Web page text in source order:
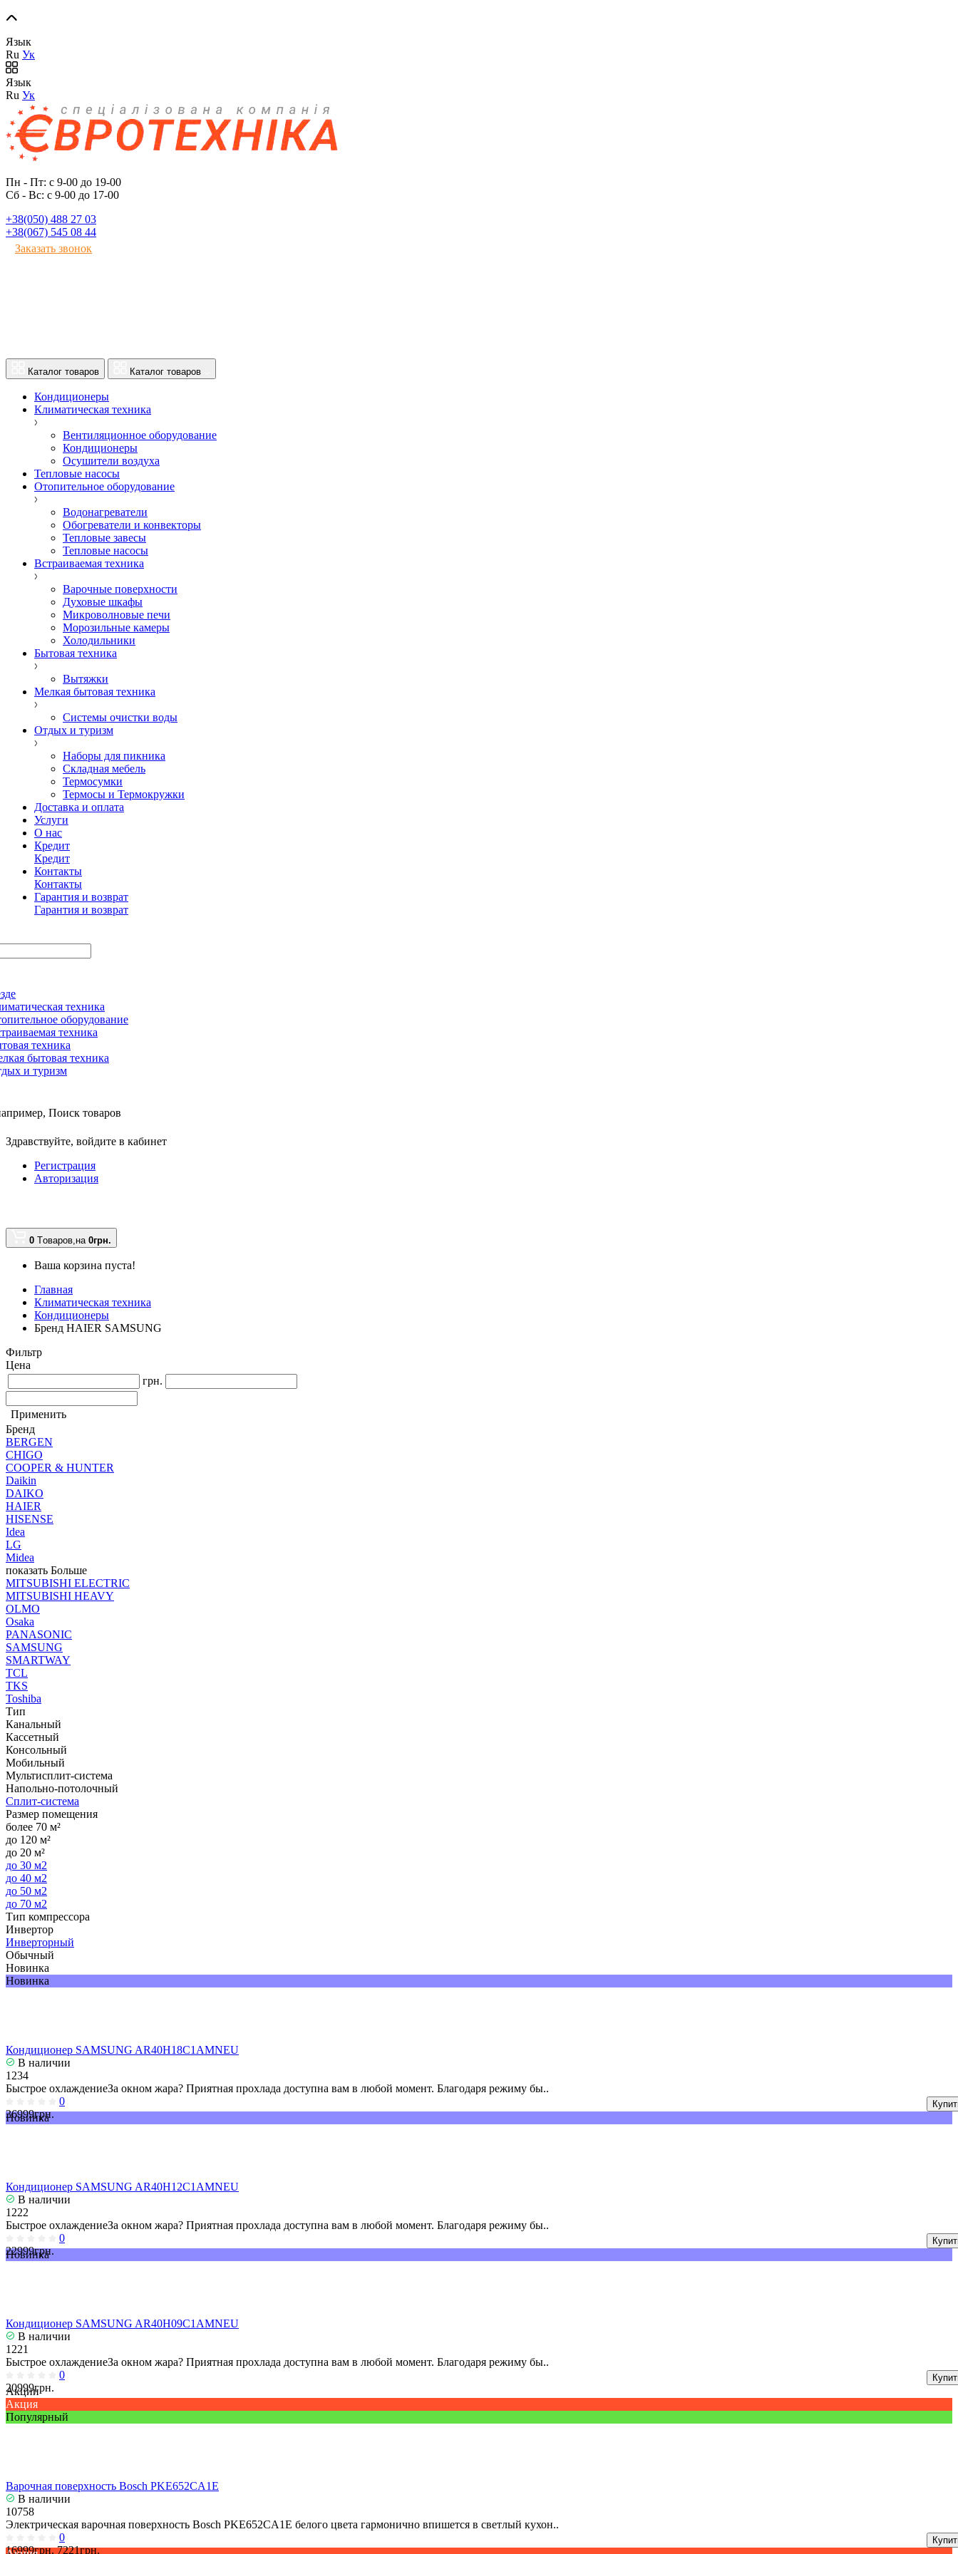
Язык
Ru Ук
Язык
Ru Ук
Пн - Пт: с 9-00 до 19-00
Сб - Вс: с 9-00 до 17-00
+38(050) 488 27 03
+38(067) 545 08 44
Заказать звонок
Каталог товаров Каталог товаров
Кондиционеры
Климатическая техника
Вентиляционное оборудование
Кондиционеры
Осушители воздуха
Тепловые насосы
Отопительное оборудование
Водонагреватели
Обогреватели и конвекторы
Тепловые завесы
Тепловые насосы
Встраиваемая техника
Варочные поверхности
Духовые шкафы
Микроволновые печи
Морозильные камеры
Холодильники
Бытовая техника
Вытяжки
Мелкая бытовая техника
Системы очистки воды
Отдых и туризм
Наборы для пикника
Складная мебель
Термосумки
Термосы и Термокружки
Доставка и оплата
Услуги
О нас
Кредит
Кредит
Контакты
Контакты
Гарантия и возврат
Гарантия и возврат
техника
оборудование
техника
техника
бытовая техника
и туризм
Поиск товаров
Здравствуйте, войдите в кабинет
Регистрация
Авторизация
0 Tоваров,на 0грн.
Ваша корзина пуста!
Главная
Климатическая техника
Кондиционеры
Бренд HAIER SAMSUNG
Фильтр
Цена
грн.
Применить
Бренд
BERGEN
CHIGO
COOPER & HUNTER
Daikin
DAIKO
HAIER
HISENSE
Idea
LG
Midea
показать Больше
MITSUBISHI ELECTRIC
MITSUBISHI HEAVY
OLMO
Osaka
PANASONIC
SAMSUNG
SMARTWAY
TCL
TKS
Toshiba
Тип
Канальный
Кассетный
Консольный
Мобильный
Мультисплит-система
Напольно-потолочный
Сплит-система
Размер помещения
более 70 м²
до 120 м²
до 20 м²
до 30 м2
до 40 м2
до 50 м2
до 70 м2
Тип компрессора
Инвертор
Инверторный
Обычный
Новинка
Новинка
Кондиционер SAMSUNG AR40H18C1AMNEU
В наличии
1234
Быстрое охлаждениеЗа окном жара? Приятная прохлада доступна вам в любой момент. Благодаря режиму бы..
0
36999грн.
Новинка
Кондиционер SAMSUNG AR40H12C1AMNEU
В наличии
1222
Быстрое охлаждениеЗа окном жара? Приятная прохлада доступна вам в любой момент. Благодаря режиму бы..
0
22999грн.
Новинка
Кондиционер SAMSUNG AR40H09C1AMNEU
В наличии
1221
Быстрое охлаждениеЗа окном жара? Приятная прохлада доступна вам в любой момент. Благодаря режиму бы..
0
20999грн.
Акции
Акция
Популярный
Варочная поверхность Bosch PKE652CA1E
В наличии
10758
Электрическая варочная поверхность Bosch PKE652CA1E белого цвета гармонично впишется в светлый кухон..
0
16999грн. 7221грн.